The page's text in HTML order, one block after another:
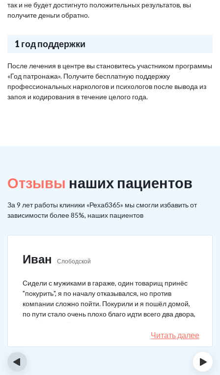
так и не будет достигнуто положительных результатов, вы
получите деньги обратно.
1 год поддержки
После лечения в центре вы становитесь участником программы
«Год патронажа». Получите бесплатную поддержку
профессиональных наркологов и психологов после вывода из
запоя и кодирования в течение целого года.
Отзывы наших пациентов
За 9 лет работы клиники «Рехаб365» мы смогли избавить от
зависимости более 85%, наших пациентов
Иван Слободской
Сидели с мужиками в гараже, один товарищ принёс
"покурить", я по началу отказывался, но против
компании сложно пойти. Покурили и я пошёл домой,
по пути стало очень плохо благо идти всего два двора,
чувствовал что точно, что-то не так. Спасибо большое,
что быстро приехали, поставили капельницу и уже
меня начало отпускать. После оказалось, что товарищ
Читать далее
‹ ›